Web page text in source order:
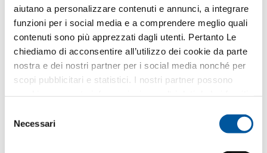
aiutano a personalizzare contenuti e annunci, a integrare
funzioni per i social media e a comprendere meglio quali
contenuti sono più apprezzati dagli utenti. Pertanto Le
chiediamo di acconsentire all’utilizzo dei cookie da parte
nostra e dei nostri partner per i social media nonché per
scopi pubblicitari e statistici. I nostri partner possono
delNecessari
Pareti vetrate
Sostituzione
Nuova costruzione
Il Suo messaggio